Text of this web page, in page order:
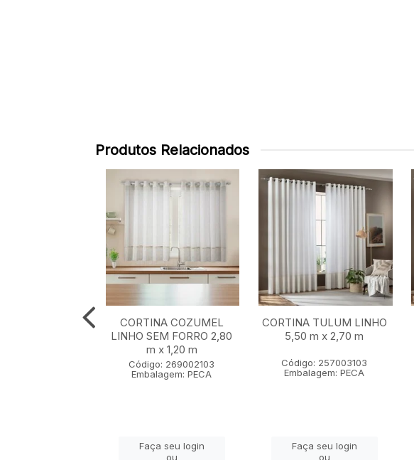
Produtos Relacionados
CORTINA COZUMEL
LINHO SEM FORRO 2,80
m x 1,20 m
Código: 269002103
Embalagem: PECA
Faça seu login
ou
CORTINA TULUM LINHO
5,50 m x 2,70 m
Código: 257003103
Embalagem: PECA
Faça seu login
ou